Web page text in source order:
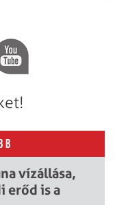
vízállása,
erőd is a